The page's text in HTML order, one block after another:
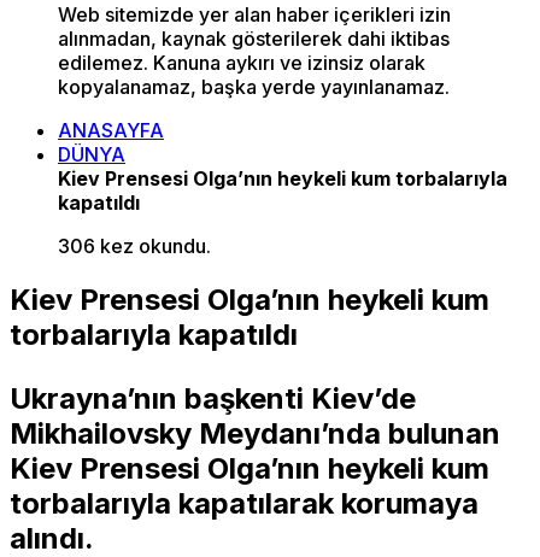
Web sitemizde yer alan haber içerikleri izin
alınmadan, kaynak gösterilerek dahi iktibas
edilemez. Kanuna aykırı ve izinsiz olarak
kopyalanamaz, başka yerde yayınlanamaz.
ANASAYFA
DÜNYA
Kiev Prensesi Olga’nın heykeli kum torbalarıyla
kapatıldı
306 kez okundu.
Kiev Prensesi Olga’nın heykeli kum
torbalarıyla kapatıldı
Ukrayna’nın başkenti Kiev’de
Mikhailovsky Meydanı’nda bulunan
Kiev Prensesi Olga’nın heykeli kum
torbalarıyla kapatılarak korumaya
alındı.